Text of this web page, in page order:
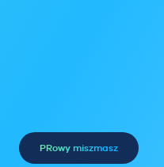
PRowy miszmasz